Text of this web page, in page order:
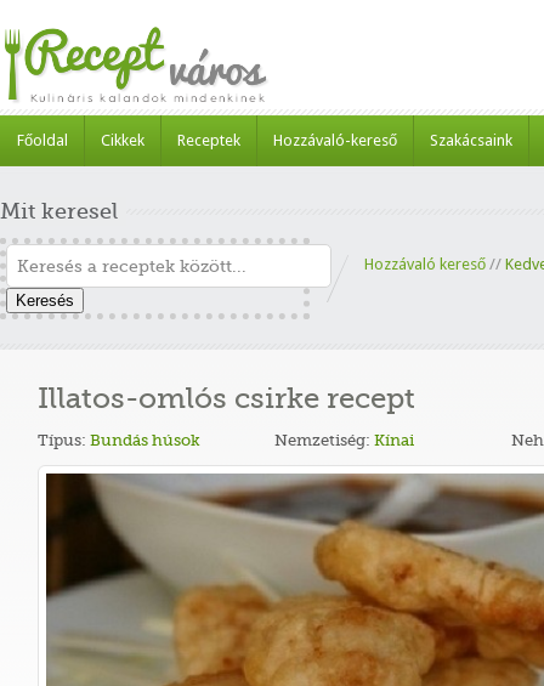
Főoldal Cikkek Receptek Hozzávaló-kereső Szakácsaink
Mit keresel
Keresés
Hozzávaló kereső //
Illatos-omlós csirke recept
Típus: Bundás húsok Nemzetiség: Kínai